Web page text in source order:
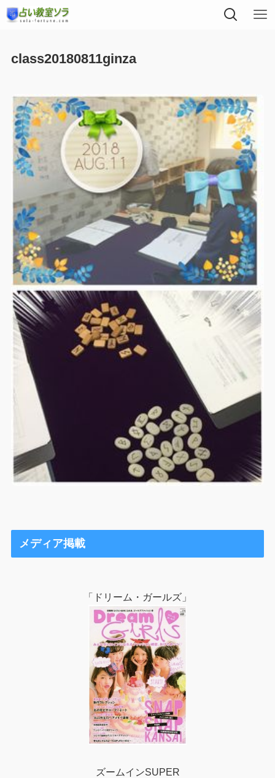
class20180811ginza
メディア掲載
「ドリーム・ガールズ」
ズームインSUPER